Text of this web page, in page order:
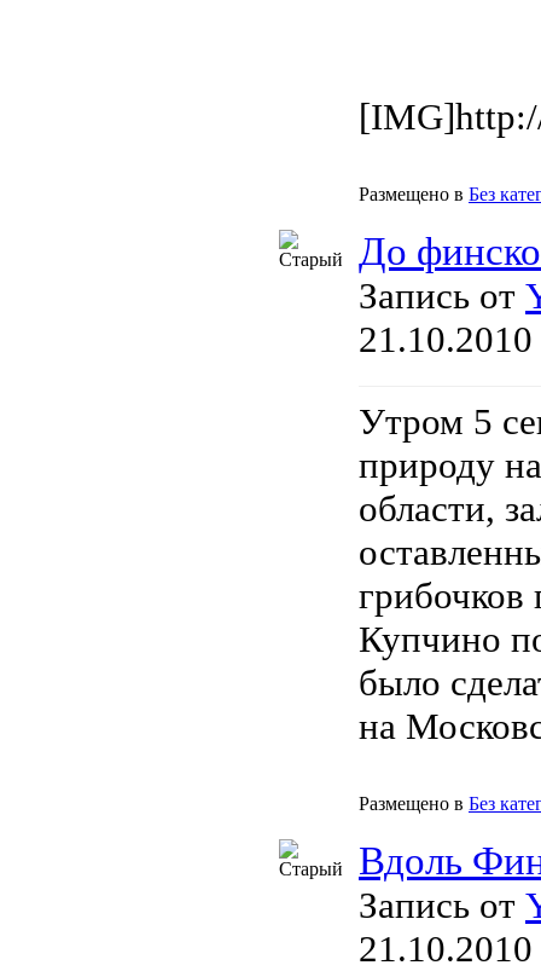
Размещено в Без
До
Запись от
Утром 5
природу
области,
Купчино
было
на
Размещено в Без
Вдоль
Запись от